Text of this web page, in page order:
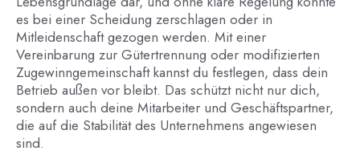
es bei einer Scheidung zerschlagen oder in
Mitleidenschaft gezogen werden. Mit einer
Vereinbarung zur Gütertrennung oder modifizierten
Zugewinngemeinschaft kannst du festlegen, dass dein
Betrieb außen vor bleibt. Das schützt nicht nur dich,
sondern auch deine Mitarbeiter und Geschäftspartner,
die auf die Stabilität des Unternehmens angewiesen
sind.